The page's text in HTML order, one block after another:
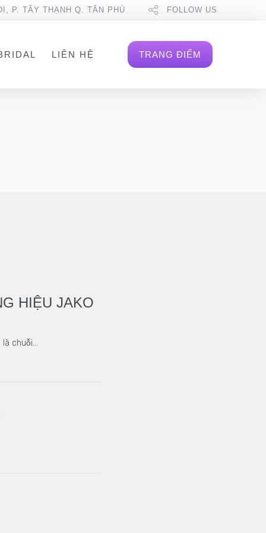
P. TÂY THẠNH Q. TÂN PHÚ FOLLOW US
LIÊN HỆ TRANG ĐIỂM
HIỆU JAKO
là chuỗi…